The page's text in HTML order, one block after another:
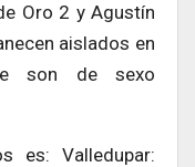
Oro 2 y Agustín
aislados en
son de sexo
es: Valledupar: